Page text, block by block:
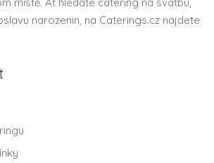
narozenin, na Caterings.cz najdete